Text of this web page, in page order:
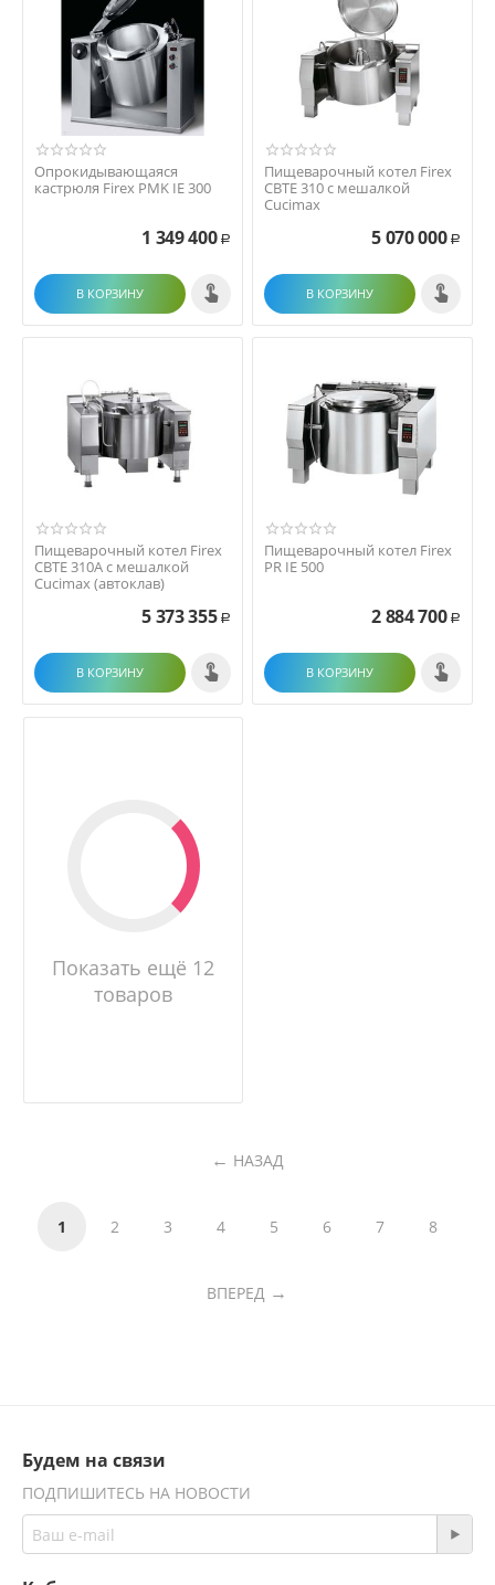
Опрокидывающаяся
кастрюля Firex PMK IE 300
1 349 400 Р
В КОРЗИНУ
Пищеварочный котел Firex
CBTE 310 с мешалкой
Cucimax
5 070 000 Р
В КОРЗИНУ
Пищеварочный котел Firex
CBTE 310A с мешалкой
Cucimax (автоклав)
5 373 355 Р
В КОРЗИНУ
Пищеварочный котел Firex
PR IE 500
2 884 700 Р
В КОРЗИНУ
Показать ещё 12
товаров
НАЗАД
1 2 3 4 5 6 7 8
ВПЕРЕД
Будем на связи
ПОДПИШИТЕСЬ НА НОВОСТИ